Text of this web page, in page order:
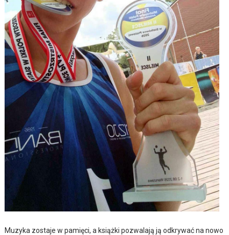
Muzyka zostaje w pamięci, a książki pozwalają ją odkrywać na nowo